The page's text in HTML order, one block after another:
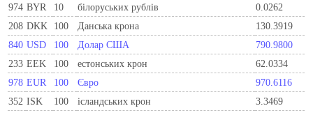
974 BYR 10 білоруських рублів
0.0262
208 DKK 100 Данська крона
130.3919
840 USD 100 Долар США
790.9800
233 EEK 100 естонських крон
62.0334
978 EUR 100 Євро
970.6116
352 ISK 100 ісландських крон
3.3469